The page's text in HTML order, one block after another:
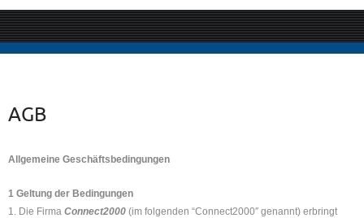
AGB
Allgemeine Geschäftsbedingungen
1 Geltung der Bedingungen
1. Die Firma Connect2000 (im folgenden “Connect2000″ genannt) erbringt